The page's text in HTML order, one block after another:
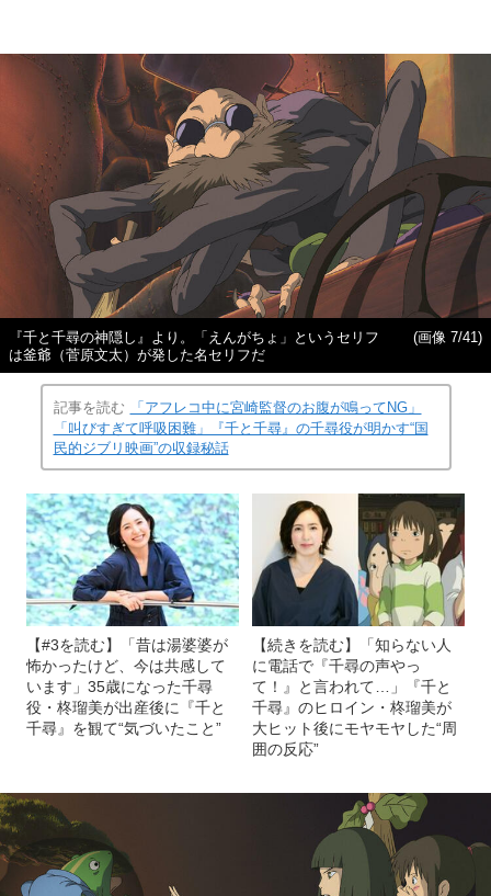
『千と千尋の神隠し』より。「えんがちょ」というセリフ
は釜爺（菅原文太）が発した名セリフだ
(画像 7/41)
記事を読む
「アフレコ中に宮崎監督のお腹が鳴ってNG」
「叫びすぎて呼吸困難」『千と千尋』の千尋役が明かす“国
民的ジブリ映画”の収録秘話
【#3を読む】「昔は湯婆婆が
怖かったけど、今は共感して
います」35歳になった千尋
役・柊瑠美が出産後に『千と
千尋』を観て“気づいたこと”
【続きを読む】「知らない人
に電話で『千尋の声やっ
て！』と言われて…」『千と
千尋』のヒロイン・柊瑠美が
大ヒット後にモヤモヤした“周
囲の反応”